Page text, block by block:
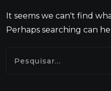
It seems we can't find
Perhaps searching can